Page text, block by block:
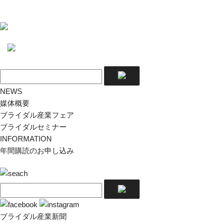
NEWS
媒体概要
ブライダル産業フェア
ブライダルセミナー
INFORMATION
年間購読のお申し込み
ブライダル産業新聞